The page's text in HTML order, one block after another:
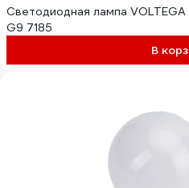
Светодиодная лампа
G9 7185
В